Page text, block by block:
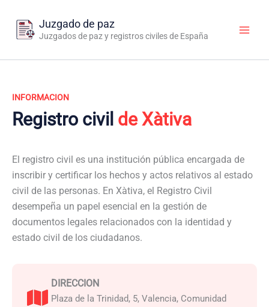
contenido
Juzgado de paz
Juzgados de paz y registros civiles de España
INFORMACION
Registro civil de Xàtiva
El registro civil es una institución pública encargada de
inscribir y certificar los hechos y actos relativos al estado
civil de las personas. En Xàtiva, el Registro Civil
desempeña un papel esencial en la gestión de
documentos legales relacionados con la identidad y
estado civil de los ciudadanos.
DIRECCION
Plaza de la Trinidad, 5, Valencia, Comunidad